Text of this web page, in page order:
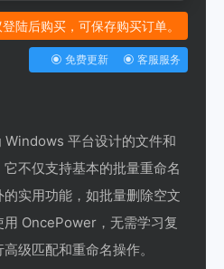
陆后购买，可保存购买订单。
免费更新 客服服务
平台设计的文件和
不仅支持基本的批量重命名
实用功能，如批量删除空文
OncePower，无需学习复
级匹配和重命名操作。